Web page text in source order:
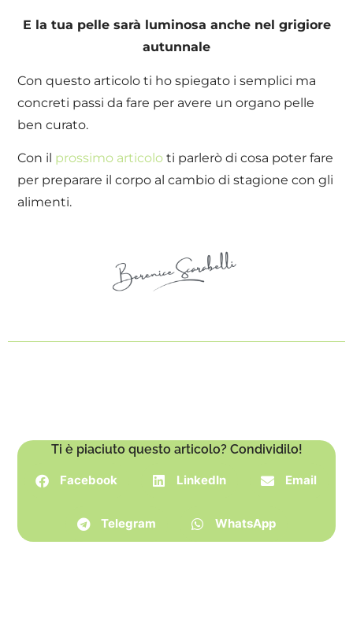
E la tua pelle sarà luminosa anche nel grigiore
autunnale
Con questo articolo ti ho spiegato i semplici ma
concreti passi da fare per avere un organo pelle
ben curato.
Con il prossimo articolo ti parlerò di cosa poter fare
per preparare il corpo al cambio di stagione con gli
alimenti.
Ti è piaciuto questo articolo? Condividilo!
Facebook LinkedIn Email
Telegram WhatsApp